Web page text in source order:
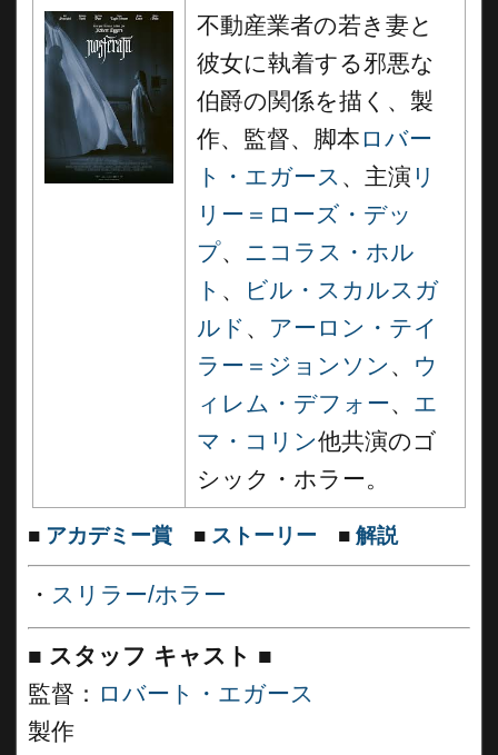
不動産業者の若き妻と
彼女に執着する邪悪な
伯爵の関係を描く、製
作、監督、脚本 ロバー
ト・エガース 、主演 リ
リー＝ローズ・デッ
プ、 ニコラス・ホル
ト 、
ビル・スカルスガ
ルド 、 アーロン・テイ
ラー＝ジョンソン 、 ウ
ィレム・デフォー、 エ
マ・コリン他共演のゴ
シック・ホラー。
■ アカデミー賞 ■ ストーリー ■ 解説
・ スリラー/ホラー
■ スタッフ キャスト ■
監督： ロバート・エガース
製作